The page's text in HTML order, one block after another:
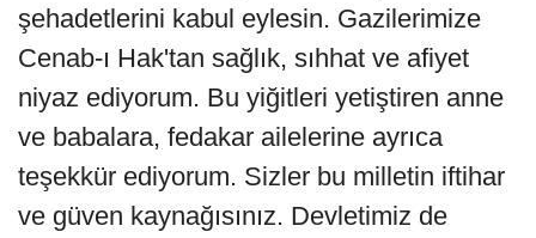
şehadetlerini kabul eylesin. Gazilerimize
Cenab-ı Hak'tan sağlık, sıhhat ve afiyet
niyaz ediyorum. Bu yiğitleri yetiştiren anne
ve babalara, fedakar ailelerine ayrıca
teşekkür ediyorum. Sizler bu milletin iftihar
ve güven kaynağısınız. Devletimiz de